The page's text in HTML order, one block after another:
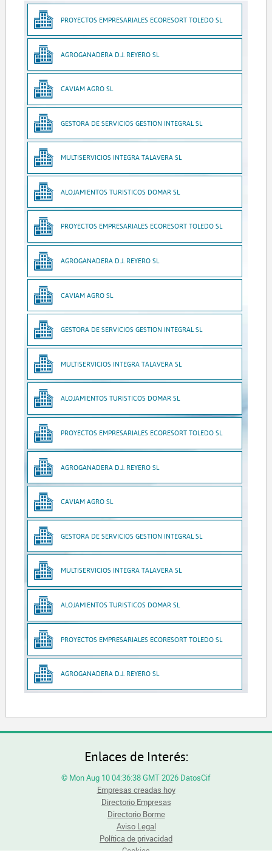
PROYECTOS EMPRESARIALES ECORESORT TOLEDO SL
AGROGANADERA D.J. REYERO SL
CAVIAM AGRO SL
GESTORA DE SERVICIOS GESTION INTEGRAL SL
MULTISERVICIOS INTEGRA TALAVERA SL
ALOJAMIENTOS TURISTICOS DOMAR SL
PROYECTOS EMPRESARIALES ECORESORT TOLEDO SL
AGROGANADERA D.J. REYERO SL
CAVIAM AGRO SL
GESTORA DE SERVICIOS GESTION INTEGRAL SL
MULTISERVICIOS INTEGRA TALAVERA SL
ALOJAMIENTOS TURISTICOS DOMAR SL
PROYECTOS EMPRESARIALES ECORESORT TOLEDO SL
AGROGANADERA D.J. REYERO SL
CAVIAM AGRO SL
GESTORA DE SERVICIOS GESTION INTEGRAL SL
MULTISERVICIOS INTEGRA TALAVERA SL
ALOJAMIENTOS TURISTICOS DOMAR SL
PROYECTOS EMPRESARIALES ECORESORT TOLEDO SL
AGROGANADERA D.J. REYERO SL
Enlaces de Interés:
© Mon Aug 10 04:36:38 GMT 2026 DatosCif
Empresas creadas hoy
Directorio Empresas
Directorio Borme
Aviso Legal
Política de privacidad
Cookies